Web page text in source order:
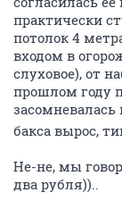
практически
потолок 4
входом в
слуховое), от
прошлом году
засомневалась
бакса вырос,
Не-не, мы
два рубля))..